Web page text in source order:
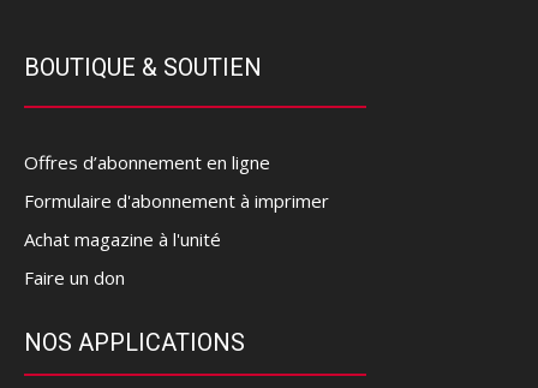
BOUTIQUE & SOUTIEN
Offres d’abonnement en ligne
Formulaire d'abonnement à imprimer
Achat magazine à l'unité
Faire un don
NOS APPLICATIONS